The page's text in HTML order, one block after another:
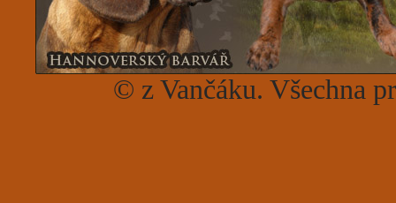
© z Vančáku. Všechna